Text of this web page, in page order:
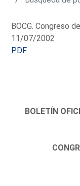
BOCG. Congreso
11/07/2002
PDF
BOLETÍN